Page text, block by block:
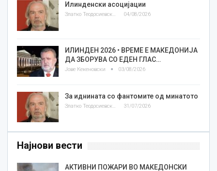
Илинденски асоцијации
Златко Теодосиевски 04/08/2026
ИЛИНДЕН 2026 • ВРЕМЕ Е МАКЕДОНИЈА
ДА ЗБОРУВА СО ЕДЕН ГЛАС…
Јове Кекеновски 03/08/2026
За иднината со фантомите од минатото
31/07/2026
Најнови вести
АКТИВНИ ПОЖАРИ ВО МАКЕДОНСКИ